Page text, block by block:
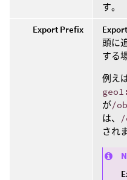
す。
Export Prefix
頭に
する
例え
が/
は、
/
され